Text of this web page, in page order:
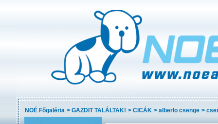
NOÉ Főgaléria >GAZDIT TALÁLTAK! >CICÁK >alberlo csenge >